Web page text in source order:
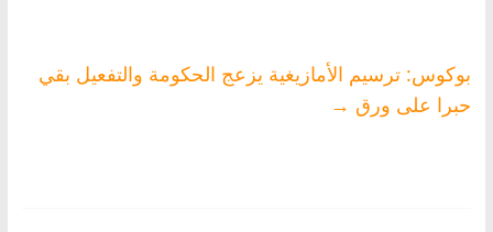
بوكوس: ترسيم الأمازيغية يزعج الحكومة والتفعيل بقي
حبرا على ورق →